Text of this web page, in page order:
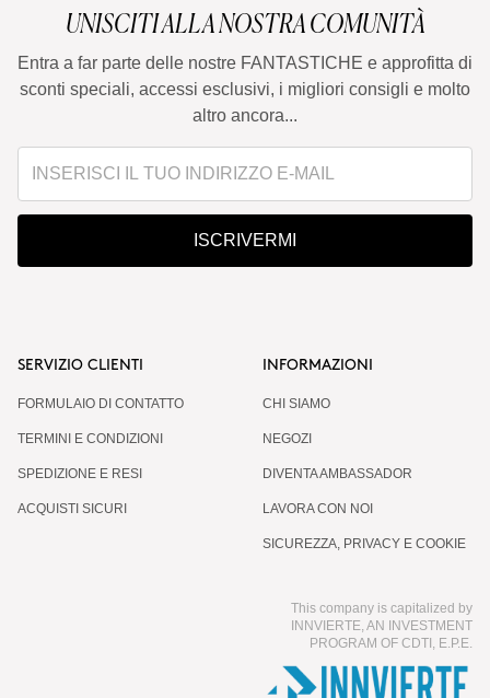
UNISCITI ALLA NOSTRA COMUNITÀ
Entra a far parte delle nostre FANTASTICHE e approfitta di
sconti speciali, accessi esclusivi, i migliori consigli e molto
altro ancora...
ISCRIVERMI
SERVIZIO CLIENTI
FORMULAIO DI CONTATTO
TERMINI E CONDIZIONI
SPEDIZIONE E RESI
ACQUISTI SICURI
INFORMAZIONI
CHI SIAMO
NEGOZI
DIVENTA AMBASSADOR
LAVORA CON NOI
SICUREZZA, PRIVACY E COOKIE
This company is capitalized by
INNVIERTE, AN INVESTMENT
PROGRAM OF CDTI, E.P.E.